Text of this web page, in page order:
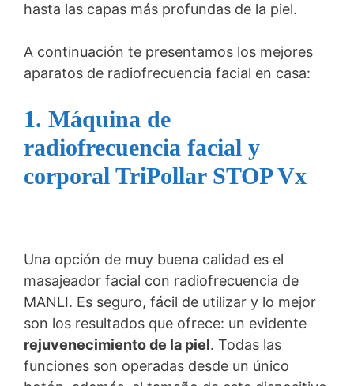
hasta las capas más profundas de la piel.
A continuación te presentamos los mejores
aparatos de radiofrecuencia facial en casa:
1. Máquina de
radiofrecuencia facial y
corporal TriPollar STOP Vx
Una opción de muy buena calidad es el
masajeador facial con radiofrecuencia de
MANLI. Es seguro, fácil de utilizar y lo mejor
son los resultados que ofrece: un evidente
rejuvenecimiento de la piel. Todas las
funciones son operadas desde un único